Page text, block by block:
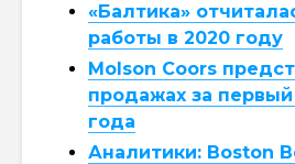
«Балтика»
работы в 2020 году
Molson Coors
продажах за первый
года
Аналитики: Boston